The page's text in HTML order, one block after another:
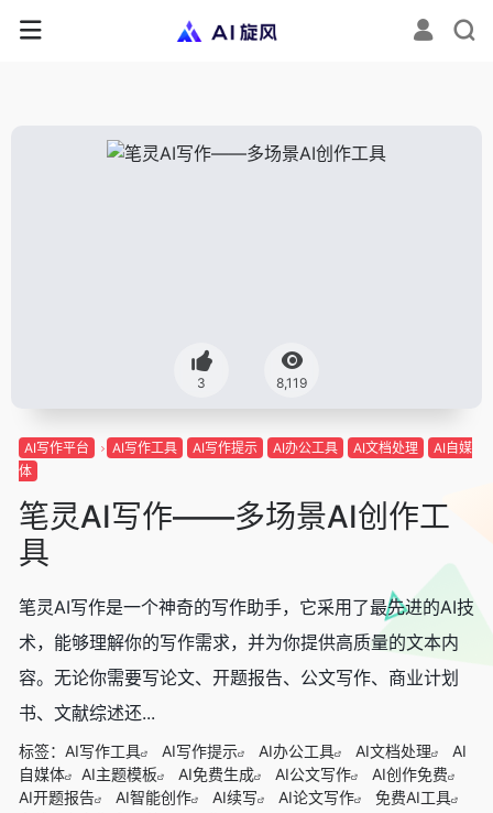
3 8,119
AI写作平台 AI写作工具 AI写作提示 AI办公工具 AI文档处理
AI自媒
体
笔灵AI写作——多场景AI创作工
具
笔灵AI写作是一个神奇的写作助手，它采用了最先进的AI技
术，能够理解你的写作需求，并为你提供高质量的文本内
容。无论你需要写论文、开题报告、公文写作、商业计划
书、文献综述还...
标签： AI写作工具 AI写作提示 AI办公工具 AI文档处理
AI
自媒体
AI主题模板 AI免费生成 AI公文写作
AI创作免费
AI开题报告
AI智能创作 AI续写 AI论文写作
免费AI工具